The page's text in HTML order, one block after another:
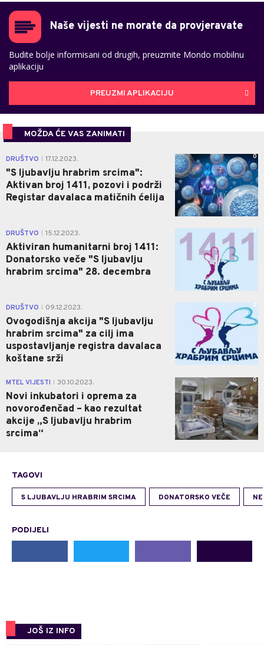
Naše vijesti ne morate da provjeravate
Budite bolje informisani od drugih, preuzmite Mondo mobilnu
aplikaciju
PREUZMI APLIKACIJU
MOŽDA ĆE VAS ZANIMATI
DRUŠTVO 17.12.2023.
"S ljubavlju hrabrim srcima":
Aktivan broj 1411, pozovi i podrži
Registar davalaca matičnih ćelija
0
DRUŠTVO 15.12.2023.
Aktiviran humanitarni broj 1411:
Donatorsko veče "S ljubavlju
hrabrim srcima" 28. decembra
0
DRUŠTVO 09.12.2023.
Ovogodišnja akcija "S ljubavlju
hrabrim srcima" za cilj ima
uspostavljanje registra davalaca
koštane srži
0
MTEL VIJESTI 30.10.2023.
Novi inkubatori i oprema za
novorođenčad – kao rezultat
akcije „S ljubavlju hrabrim
srcima“
0
TAGOVI
S LJUBAVLJU HRABRIM SRCIMA DONATORSKO VEČE
PODIJELI
JOŠ IZ INFO